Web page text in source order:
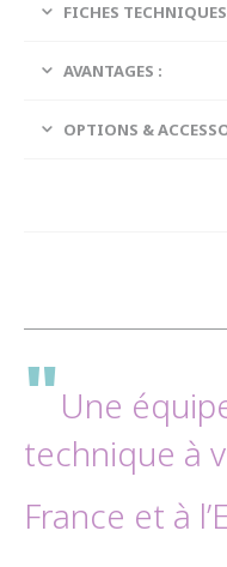
FICHES
AVANTAGES :
OPTIONS &
"Une
technique à
France et à